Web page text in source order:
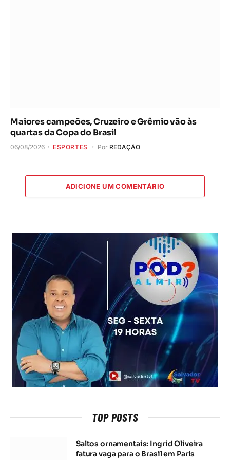
Maiores campeões, Cruzeiro e Grêmio vão às
quartas da Copa do Brasil
06/08/2026 ESPORTES Por REDAÇÃO
ADICIONE UM COMENTÁRIO
TOP POSTS
Saltos ornamentais: Ingrid Oliveira
fatura vaga para o Brasil em Paris